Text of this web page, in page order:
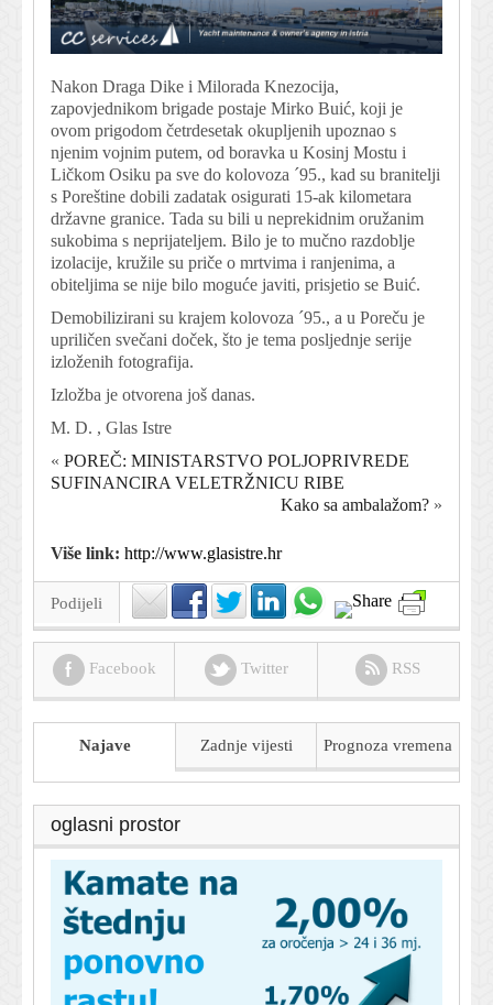
Nakon Draga Dike i Milorada Knezocija,
zapovjednikom brigade postaje Mirko Buić, koji je
ovom prigodom četrdesetak okupljenih upoznao s
njenim vojnim putem, od boravka u Kosinj Mostu i
Ličkom Osiku pa sve do kolovoza ´95., kad su branitelji
s Poreštine dobili zadatak osigurati 15-ak kilometara
državne granice. Tada su bili u neprekidnim oružanim
sukobima s neprijateljem. Bilo je to mučno razdoblje
izolacije, kružile su priče o mrtvima i ranjenima, a
obiteljima se nije bilo moguće javiti, prisjetio se Buić.
Demobilizirani su krajem kolovoza ´95., a u Poreču je
upriličen svečani doček, što je tema posljednje serije
izloženih fotografija.
Izložba je otvorena još danas.
M. D. , Glas Istre
« POREČ: MINISTARSTVO POLJOPRIVREDE
SUFINANCIRA VELETRŽNICU RIBE
Kako sa ambalažom? »
Više link: http://www.glasistre.hr
Podijeli
Facebook Twitter RSS
Najave Zadnje vijesti Prognoza vremena
oglasni prostor